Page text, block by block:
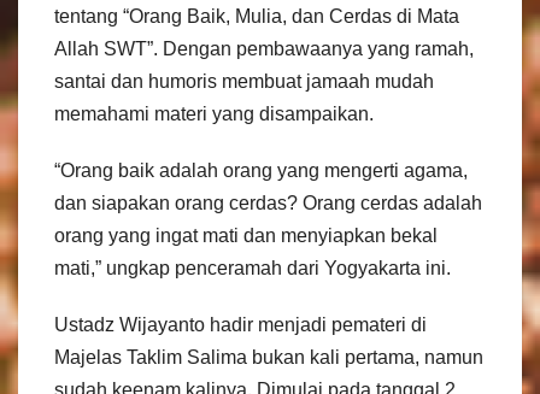
tentang “Orang Baik, Mulia, dan Cerdas di Mata
Allah SWT”. Dengan pembawaanya yang ramah,
santai dan humoris membuat jamaah mudah
memahami materi yang disampaikan.
“Orang baik adalah orang yang mengerti agama,
dan siapakan orang cerdas? Orang cerdas adalah
orang yang ingat mati dan menyiapkan bekal
mati,” ungkap penceramah dari Yogyakarta ini.
Ustadz Wijayanto hadir menjadi pemateri di
Majelas Taklim Salima bukan kali pertama, namun
sudah keenam kalinya. Dimulai pada tanggal 2